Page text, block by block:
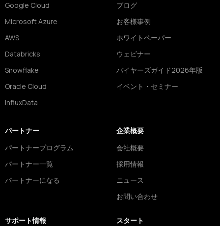
Google Cloud
Microsoft Azure
AWS
Databricks
Snowflake
Oracle Cloud
InfluxData
ブログ
お客様事例
ホワイトペーパー
ウェビナー
バイヤーズガイド2026年版
イベント・セミナー
パートナー
パートナープログラム
パートナー一覧
パートナーになる
企業概要
会社概要
採用情報
ニュース
お問い合わせ
サポート情報 スタート